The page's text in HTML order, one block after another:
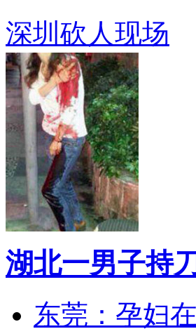
深圳砍人现场
湖北一男子持
东莞：孕妇